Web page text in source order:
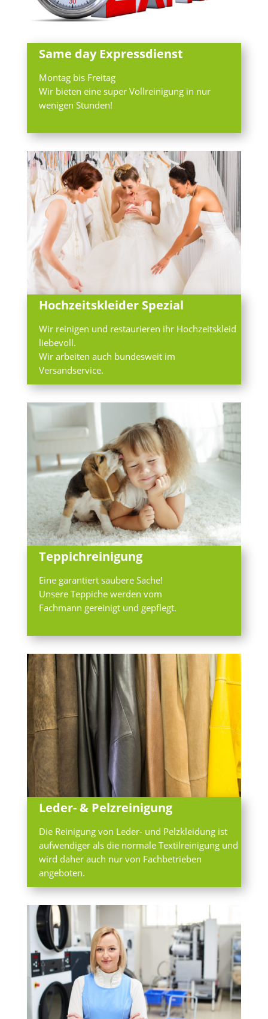
Same day Expressdienst
Montag bis Freitag
Wir bieten eine super Vollreinigung in nur
wenigen Stunden!
Hochzeitskleider Spezial
Wir reinigen und restaurieren ihr Hochzeitskleid
liebevoll.
Wir arbeiten auch bundesweit im
Versandservice.
Teppichreinigung
Eine garantiert saubere Sache!
Unsere Teppiche werden vom
Fachmann gereinigt und gepflegt.
Leder- & Pelzreinigung
Die Reinigung von Leder- und Pelzkleidung ist
aufwendiger als die normale Textilreinigung und
wird daher auch nur von Fachbetrieben
angeboten.